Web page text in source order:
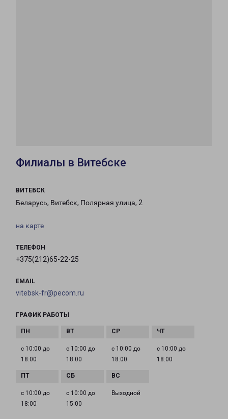
Филиалы в Витебске
ВИТЕБСК
Беларусь, Витебск, Полярная улица, 2
на карте
ТЕЛЕФОН
+375(212)65-22-25
EMAIL
vitebsk-fr@pecom.ru
ГРАФИК РАБОТЫ
с 10:00 до
18:00
с 10:00 до
18:00
с 10:00 до
18:00
с 10:00 до
18:00
с 10:00 до
18:00
с 10:00 до
15:00
Выходной